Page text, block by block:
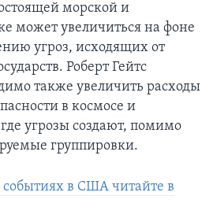
морской и
может увеличиться на фоне
угроз, исходящих от
Роберт Гейтс
также увеличить расходы
в космосе и
угрозы создают, помимо
группировки.
в США читайте в